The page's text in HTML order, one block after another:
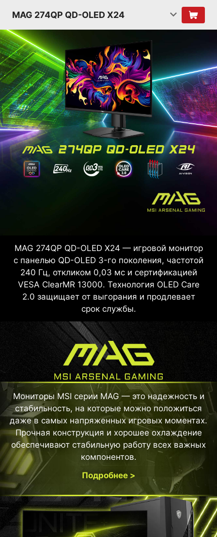
MAG 274QP QD-OLED X24
MAG 274QP QD-OLED X24 — игровой монитор
с панелью QD-OLED 3-го поколения, частотой
240 Гц, откликом 0,03 мс и сертификацией
VESA ClearMR 13000. Технология OLED Care
2.0 защищает от выгорания и продлевает
срок службы.
Мониторы MSI серии MAG — это надежность и
стабильность, на которые можно положиться
даже в самых напряженных игровых моментах.
Прочная конструкция и хорошее охлаждение
обеспечивают стабильную работу всех важных
компонентов.
Подробнее >